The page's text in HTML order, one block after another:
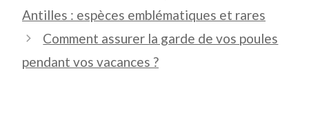
Antilles : espèces emblématiques et rares
Comment assurer la garde de vos poules
pendant vos vacances ?